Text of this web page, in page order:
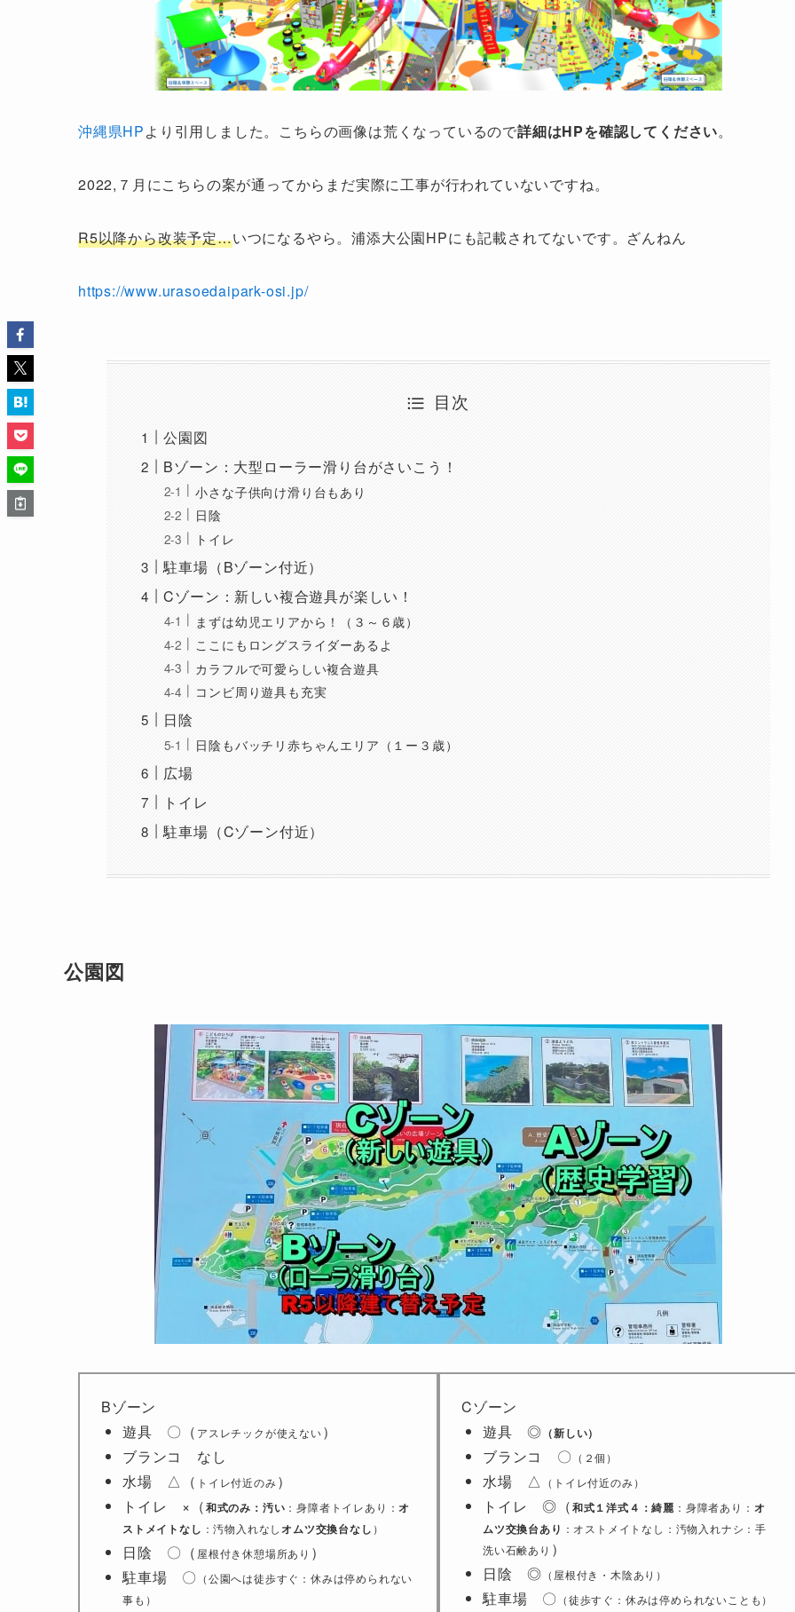
沖縄県HPより引用しました。こちらの画像は荒くなっているので詳細はHPを確認してください。
2022,７月にこちらの案が通ってからまだ実際に工事が行われていないですね。
R5以降から改装予定…いつになるやら。浦添大公園HPにも記載されてないです。ざんねん
https://www.urasoedaipark-osi.jp/
目次
公園図
Bゾーン：大型ローラー滑り台がさいこう！
小さな子供向け滑り台もあり
日陰
トイレ
駐車場（Bゾーン付近）
Cゾーン：新しい複合遊具が楽しい！
まずは幼児エリアから！（３～６歳）
ここにもロングスライダーあるよ
カラフルで可愛らしい複合遊具
コンビ周り遊具も充実
日陰
日陰もバッチリ赤ちゃんエリア（１ー３歳）
広場
トイレ
駐車場（Cゾーン付近）
公園図
Bゾーン
遊具 〇（ アスレチックが使えない）
ブランコ なし
水場 △（ トイレ付近のみ）
トイレ ×（和式のみ：汚い ：身障者トイレあり：オ
ストメイトなし ：汚物入れなしオムツ交換台なし ）
日陰 〇（ 屋根付き休憩場所あり ）
駐車場 〇 （公園へは徒歩すぐ：休みは停められない
事も）
Cゾーン
遊具 ◎ （新しい）
ブランコ 〇 （２個）
水場 △ （トイレ付近のみ）
トイレ ◎（和式１洋式４：綺麗 ：身障者あり： オ
ムツ交換台あり ：オストメイトなし：汚物入れナシ：手
洗い石鹸あり ）
日陰 ◎ （屋根付き・木陰あり）
駐車場 〇 （徒歩すぐ：休みは停められないことも）